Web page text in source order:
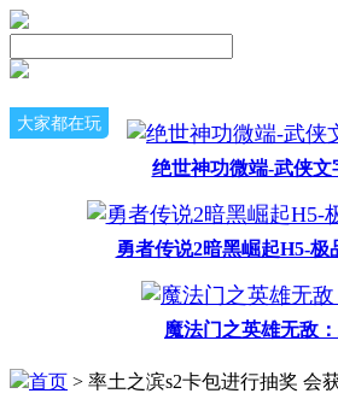
大家都在玩
绝世神功微端-武侠文
勇者传说2暗黑崛起H5-极
魔法门之英雄无敌
首页 > 率土之滨s2卡包进行抽奖 会